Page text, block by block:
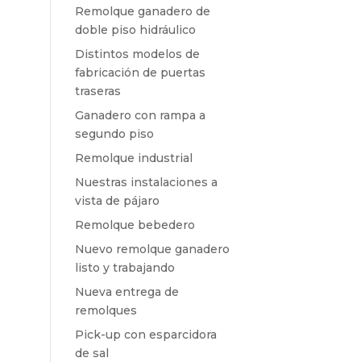
Remolque ganadero de
doble piso hidráulico
Distintos modelos de
fabricación de puertas
traseras
Ganadero con rampa a
segundo piso
Remolque industrial
Nuestras instalaciones a
vista de pájaro
Remolque bebedero
Nuevo remolque ganadero
listo y trabajando
Nueva entrega de
remolques
Pick-up con esparcidora
de sal